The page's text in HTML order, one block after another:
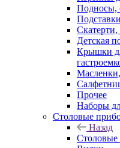
Подносы,
Детская
Крышки
Прочее
Наборы
Столовые
Назад